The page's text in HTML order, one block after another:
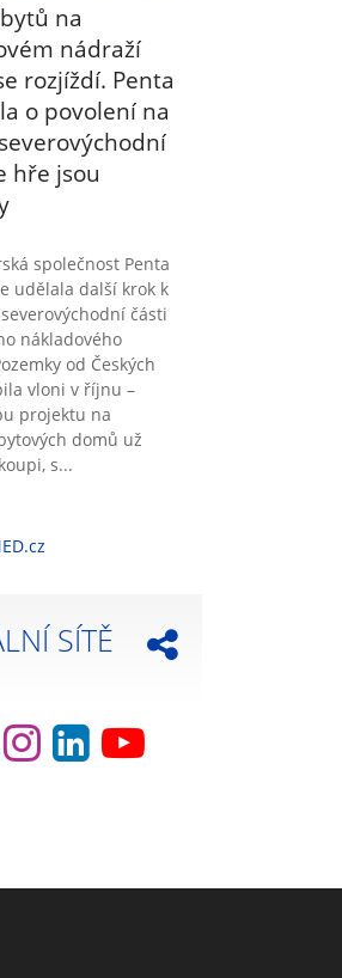
na
nádraží
rozjíždí. Penta
o povolení na
hře jsou
společnost Penta
udělala další krok k
části
nákladového
od Českých
vloni v říjnu –
projektu na
domů už
s...
SÍTĚ